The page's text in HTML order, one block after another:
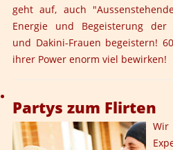
geht auf, auch
Energie und Begeisterung der
und Dakini-Frauen begeistern!
ihrer Power enorm viel bewirken!
Partys zum Flirten